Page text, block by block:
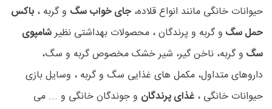
حیوانات خانگی مانند انواع قلاده، جای خواب سگ و گربه ، باکس
حمل سگ و گربه و پرندگان ، محصولات بهداشتی نظیرشامپوی
سگ و گربه، ناخن گیر، شیر خشک مخصوص گربه و سگ،
داروهای متداول، مکمل های غذایی سگ و گربه ، وسایل بازی
حیوانات خانگی ، غذای پرندگان و جوندگان خانگی و ... می